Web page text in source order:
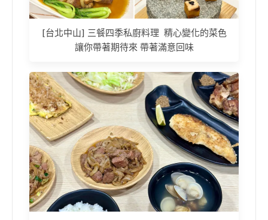
[台北中山] 三餐四季私廚料理 精心變化的菜色
讓你帶著期待來 帶著滿意回味